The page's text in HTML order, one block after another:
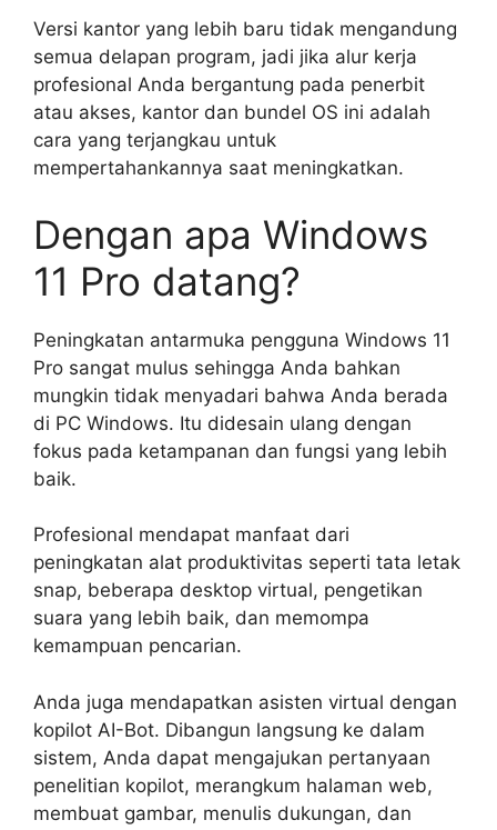
Versi kantor yang lebih baru tidak mengandung
semua delapan program, jadi jika alur kerja
profesional Anda bergantung pada penerbit
atau akses, kantor dan bundel OS ini adalah
cara yang terjangkau untuk
mempertahankannya saat meningkatkan.
Dengan apa Windows
11 Pro datang?
Peningkatan antarmuka pengguna Windows 11
Pro sangat mulus sehingga Anda bahkan
mungkin tidak menyadari bahwa Anda berada
di PC Windows. Itu didesain ulang dengan
fokus pada ketampanan dan fungsi yang lebih
baik.
Profesional mendapat manfaat dari
peningkatan alat produktivitas seperti tata letak
snap, beberapa desktop virtual, pengetikan
suara yang lebih baik, dan memompa
kemampuan pencarian.
Anda juga mendapatkan asisten virtual dengan
kopilot AI-Bot. Dibangun langsung ke dalam
sistem, Anda dapat mengajukan pertanyaan
penelitian kopilot, merangkum halaman web,
membuat gambar, menulis dukungan, dan